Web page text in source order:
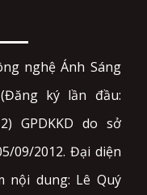
nghệ Ánh Sáng
(Đăng ký lần đầu:
GPDKKD do sở
09/2012. Đại diện
nội dung: Lê Quý